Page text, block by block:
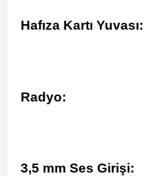
Hafıza Kartı Yuvası:
Radyo:
3,5 mm Ses Girişi: